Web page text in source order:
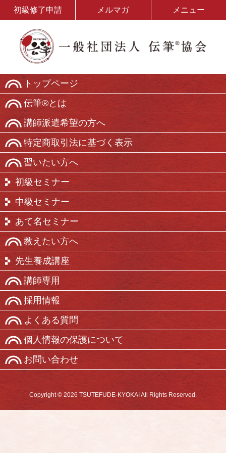
初級修了申請 メルマガ メニュー
トップページ
伝筆®とは
講師派遣希望の方へ
特定商取引法に基づく表示
習いたい方へ
初級セミナー
中級セミナー
あて名セミナー
教えたい方へ
先生養成講座
講師専用
採用情報
よくある質問
個人情報の保護について
お問い合わせ
Copyright © 2026 TSUTEFUDE-KYOKAI All Rights Reserved.